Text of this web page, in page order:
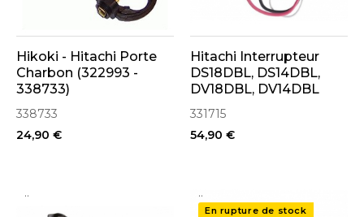
Hikoki - Hitachi Porte
Charbon (322993 -
338733)
338733
24,90 €
Hitachi Interrupteur
DS18DBL, DS14DBL,
DV18DBL, DV14DBL
331715
331715
54,90 €
.. ..
En rupture de stock